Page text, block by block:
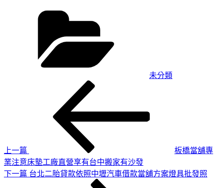
未分類
上一篇
板橋當舖專
業注意床墊工廠直營享有台中搬家有沙發
下
下一篇 台北二胎貸款依照中壢汽車借款當舖方案燈具批發照